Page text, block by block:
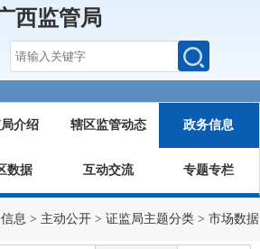
西监管局
介绍 辖区监管动态 政务信息
数据 互动交流 专题专栏
息 > 主动公开 > 证监局主题分类 > 市场数据